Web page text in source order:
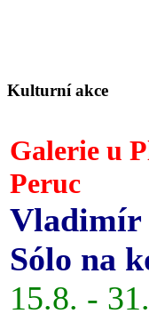
Kulturní akce
Galerie u
Peruc
Vladimír
Sólo na
15.8. -